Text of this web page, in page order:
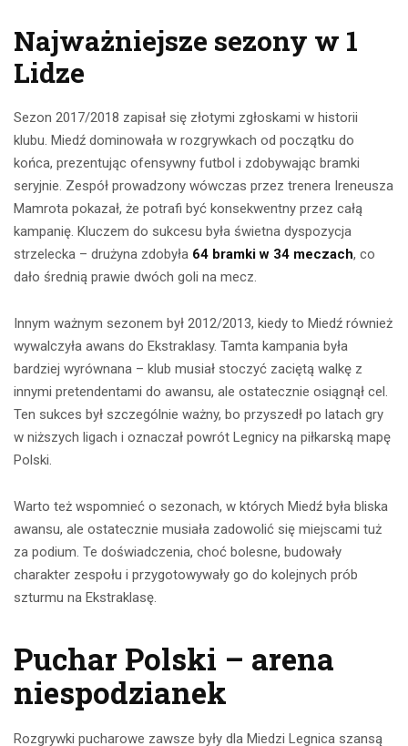
Najważniejsze sezony w 1
Lidze
Sezon 2017/2018 zapisał się złotymi zgłoskami w historii
klubu. Miedź dominowała w rozgrywkach od początku do
końca, prezentując ofensywny futbol i zdobywając bramki
seryjnie. Zespół prowadzony wówczas przez trenera Ireneusza
Mamrota pokazał, że potrafi być konsekwentny przez całą
kampanię. Kluczem do sukcesu była świetna dyspozycja
strzelecka – drużyna zdobyła 64 bramki w 34 meczach, co
dało średnią prawie dwóch goli na mecz.
Innym ważnym sezonem był 2012/2013, kiedy to Miedź również
wywalczyła awans do Ekstraklasy. Tamta kampania była
bardziej wyrównana – klub musiał stoczyć zaciętą walkę z
innymi pretendentami do awansu, ale ostatecznie osiągnął cel.
Ten sukces był szczególnie ważny, bo przyszedł po latach gry
w niższych ligach i oznaczał powrót Legnicy na piłkarską mapę
Polski.
Warto też wspomnieć o sezonach, w których Miedź była bliska
awansu, ale ostatecznie musiała zadowolić się miejscami tuż
za podium. Te doświadczenia, choć bolesne, budowały
charakter zespołu i przygotowywały go do kolejnych prób
szturmu na Ekstraklasę.
Puchar Polski – arena
niespodzianek
Rozgrywki pucharowe zawsze były dla Miedzi Legnica szansą